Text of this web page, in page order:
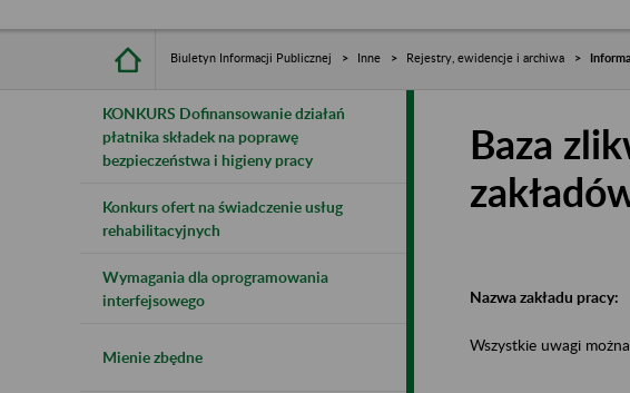
Biuletyn Informacji Publicznej Inne Rejestry, ewidencje i archiwa
KONKURS Dofinansowanie działań
płatnika składek na poprawę
bezpieczeństwa i higieny pracy
Konkurs ofert na świadczenie usług
rehabilitacyjnych
Wymagania dla oprogramowania
interfejsowego
Mienie zbędne
Baza
Nazwa zakładu pracy:
Wszystkie uwagi